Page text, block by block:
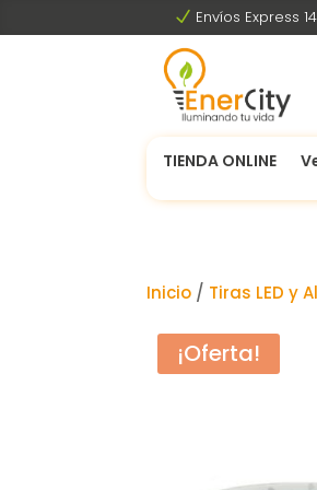
N Envíos Express
TIENDA ONLINE
Inicio / Tiras LED y
¡Oferta!